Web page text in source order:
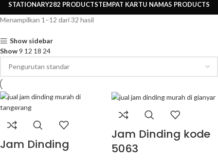
STATIONARY282 PRODUCTSTEMPAT KARTU NAMA5 PRODUCTS
Menampilkan 1–12 dari 32 hasil
Show sidebar
Show9 12 18 24
Jam Dinding
Jam Dinding kode
5063